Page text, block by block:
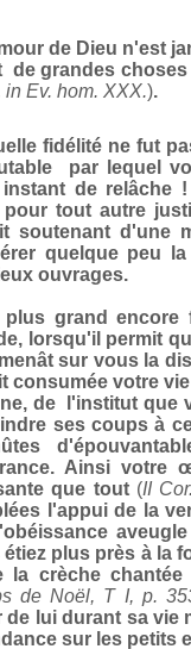
de Dieu n'est
de grandes choses
in Ev. hom. XXX.).
fidélité ne fut
par lequel
de relâche
pour tout autre
soutenant d'une
quelque peu
ouvrages.
plus grand
lorsqu'il permit
sur vous la
consumée votre
de l'institut que
ses coups à
Ainsi votre
que tout(II
l'appui de la
plus près à la
la crèche
de Noël, T I, p.
de lui durant sa vie
sur les petits